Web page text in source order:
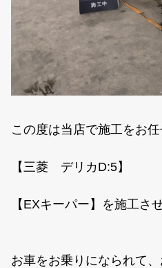
この度は当店で施工をお
【三菱 デリカD:5】
【EXキーパー】を施工さ
お車をお乗りになられて